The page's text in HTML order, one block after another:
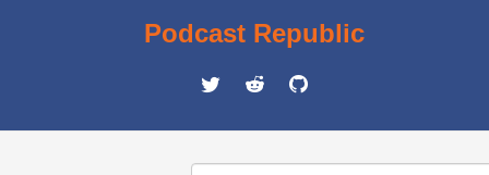
Podcast Republic